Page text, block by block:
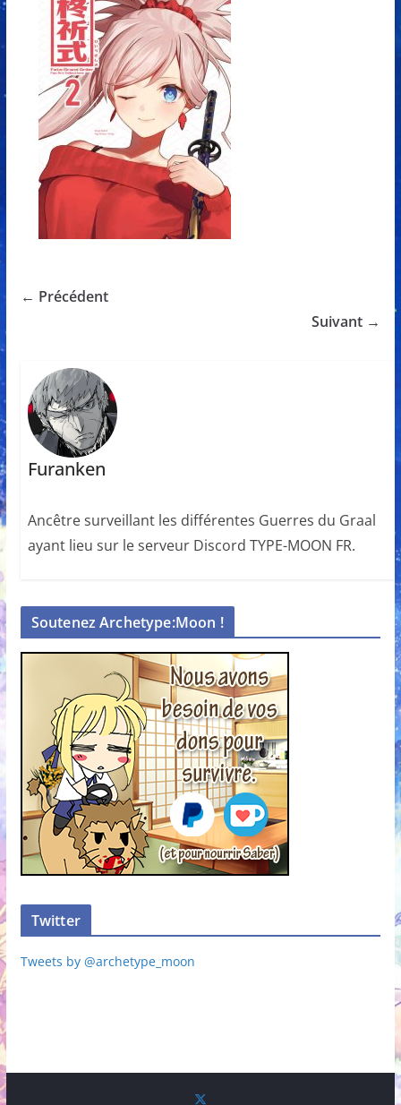
← Précédent
Suivant →
Furanken
Ancêtre surveillant les différentes Guerres du Graal
ayant lieu sur le serveur Discord TYPE-MOON FR.
Soutenez Archetype:Moon !
Twitter
Tweets by @archetype_moon